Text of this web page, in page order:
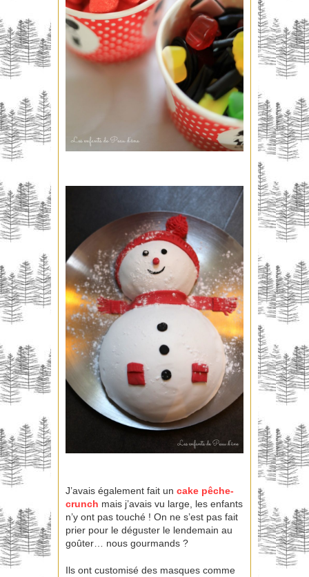
J’avais également fait un cake pêche-
crunch mais j’avais vu large, les enfants
n’y ont pas touché ! On ne s’est pas fait
prier pour le déguster le lendemain au
goûter… nous gourmands ?
Ils ont customisé des masques comme